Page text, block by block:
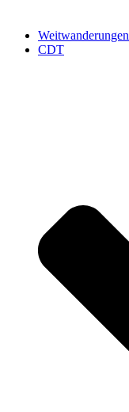
Weitwanderungen
CDT